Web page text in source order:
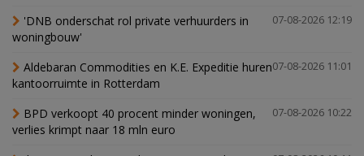
07-08-2026 12:19
'DNB onderschat rol private verhuurders in
woningbouw'
07-08-2026 11:01
Aldebaran Commodities en K.E. Expeditie huren
kantoorruimte in Rotterdam
07-08-2026 10:22
BPD verkoopt 40 procent minder woningen,
verlies krimpt naar 18 mln euro